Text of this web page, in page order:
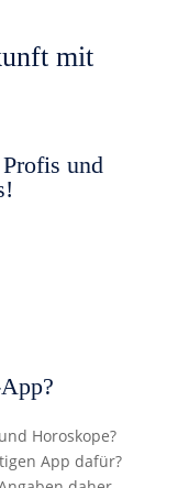
mit
und
Horoskope?
App dafür?